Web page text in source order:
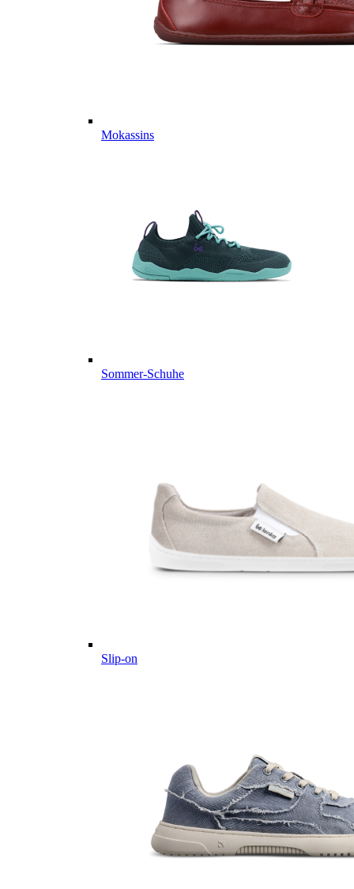
Mokassins
Sommer-Schuhe
Slip-on